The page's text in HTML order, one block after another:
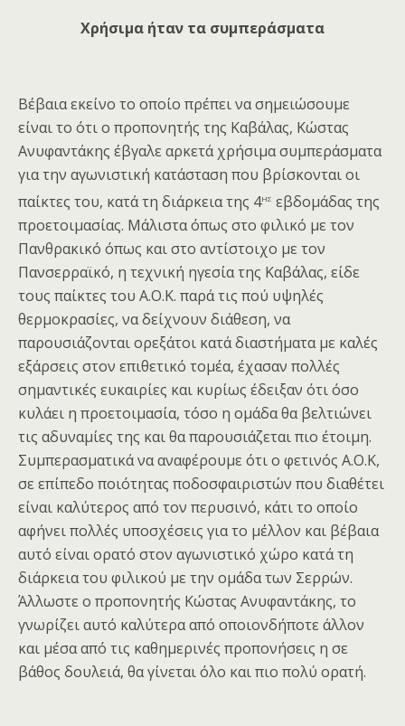
Χρήσιμα ήταν τα συμπεράσματα
Βέβαια εκείνο το οποίο πρέπει να σημειώσουμε
είναι το ότι ο προπονητής της Καβάλας, Κώστας
Ανυφαντάκης έβγαλε αρκετά χρήσιμα συμπεράσματα
για την αγωνιστική κατάσταση που βρίσκονται οι
παίκτες του, κατά τη διάρκεια της 4ης εβδομάδας της
προετοιμασίας. Μάλιστα όπως στο φιλικό με τον
Πανθρακικό όπως και στο αντίστοιχο με τον
Πανσερραϊκό, η τεχνική ηγεσία της Καβάλας, είδε
τους παίκτες του Α.Ο.Κ. παρά τις πού υψηλές
θερμοκρασίες, να δείχνουν διάθεση, να
παρουσιάζονται ορεξάτοι κατά διαστήματα με καλές
εξάρσεις στον επιθετικό τομέα, έχασαν πολλές
σημαντικές ευκαιρίες και κυρίως έδειξαν ότι όσο
κυλάει η προετοιμασία, τόσο η ομάδα θα βελτιώνει
τις αδυναμίες της και θα παρουσιάζεται πιο έτοιμη.
Συμπερασματικά να αναφέρουμε ότι ο φετινός Α.Ο.Κ,
σε επίπεδο ποιότητας ποδοσφαιριστών που διαθέτει
είναι καλύτερος από τον περυσινό, κάτι το οποίο
αφήνει πολλές υποσχέσεις για το μέλλον και βέβαια
αυτό είναι ορατό στον αγωνιστικό χώρο κατά τη
διάρκεια του φιλικού με την ομάδα των Σερρών.
Άλλωστε ο προπονητής Κώστας Ανυφαντάκης, το
γνωρίζει αυτό καλύτερα από οποιονδήποτε άλλον
και μέσα από τις καθημερινές προπονήσεις η σε
βάθος δουλειά, θα γίνεται όλο και πιο πολύ ορατή.